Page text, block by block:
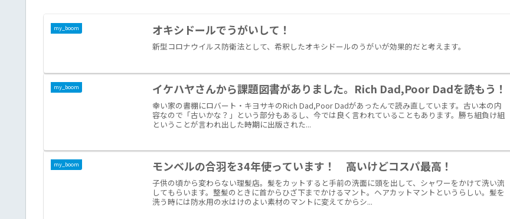
my_boom オキシドールでうがいして！
新型コロナウイルス防衛法として、希釈したオキシドールのうがいが効果的だと考えます。
my_boom イケハヤさんから課題図書がありました。Rich Dad,Poor Dadを読もう！
幸い家の書棚にロバート・キヨサキのRich Dad,Poor Dadがあったんで読み直しています。古い本の内
容なので「古いかな？」という部分もあるし、今では良く言われていることもあります。勝ち組負け組
ということが言われ出した時期に出版された...
my_boom モンベルの合羽を34年使っています！ 高いけどコスパ最高！
子供の頃から変わらない理髪店。髪をカットすると手前の洗面に頭を出して、シャワーをかけて洗い流
してもらいます。整髪のときに首からひざ下までかけるマント。ヘアカットマントというらしい。髪を
洗う時には防水用の水はけのよい素材のマントに変えてからシ...